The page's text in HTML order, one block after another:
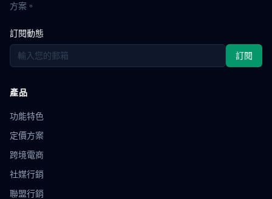
方案。
訂閱動態
訂閱
產品
功能特色
定價方案
跨境電商
社媒行銷
聯盟行銷